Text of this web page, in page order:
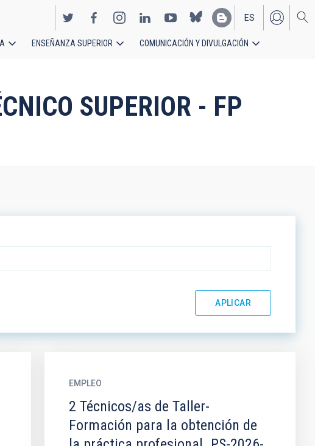
EN
ES
ENSEÑANZA SUPERIOR COMUNICACIÓN Y DIVULGACIÓN
SUPERIOR - FP
EMPLEO
2 Técnicos/as de Taller-
Formación para la obtención de